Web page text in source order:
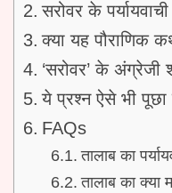
सरोवर के
क्या यह पौराणिक
‘सरोवर’ के अंग्रेजी
ये प्रश्न ऐसे भी
FAQs
तालाब का
तालाब का क्या